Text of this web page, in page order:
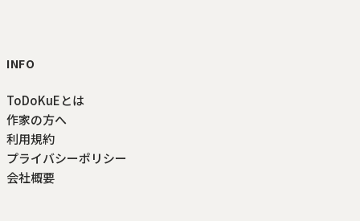
INFO
ToDoKuEとは
作家の方へ
利用規約
プライバシーポリシー
会社概要